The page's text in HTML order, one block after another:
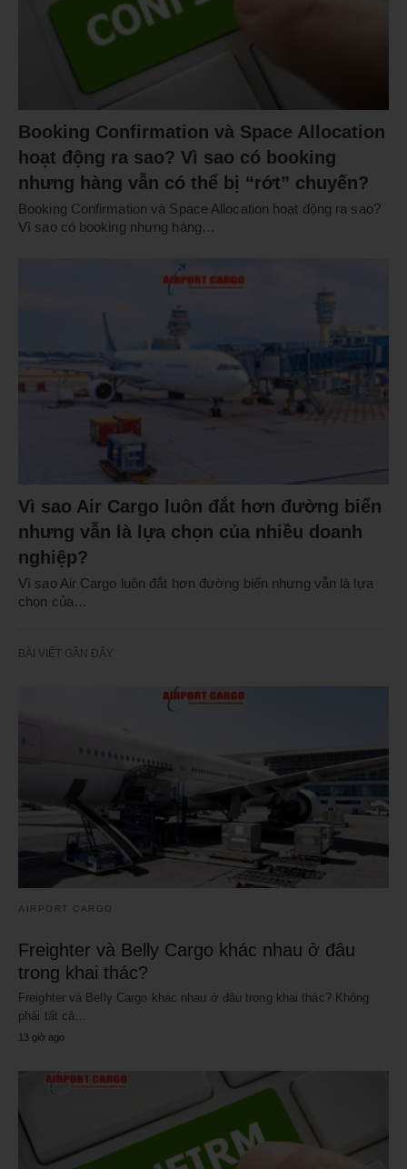
Booking Confirmation và Space Allocation
hoạt động ra sao? Vì sao có booking
nhưng hàng vẫn có thể bị “rớt” chuyến?
Booking Confirmation và Space Allocation hoạt động ra sao?
Vì sao có booking nhưng hàng…
Vì sao Air Cargo luôn đắt hơn đường biển
nhưng vẫn là lựa chọn của nhiều doanh
nghiệp?
Vì sao Air Cargo luôn đắt hơn đường biển nhưng vẫn là lựa
chọn của…
BÀI VIẾT GẦN ĐÂY
AIRPORT CARGO
Freighter và Belly Cargo khác nhau ở đâu
trong khai thác?
Freighter và Belly Cargo khác nhau ở đâu trong khai thác? Không
phải tất cả…
13 giờ ago